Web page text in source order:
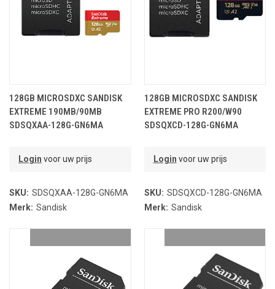
128GB MICROSDXC SANDISK
EXTREME 190MB/90MB
SDSQXAA-128G-GN6MA
Login voor uw prijs
SKU: SDSQXAA-128G-GN6MA
Merk: Sandisk
128GB MICROSDXC SANDISK
EXTREME PRO R200/W90
SDSQXCD-128G-GN6MA
Login voor uw prijs
SKU: SDSQXCD-128G-GN6MA
Merk: Sandisk